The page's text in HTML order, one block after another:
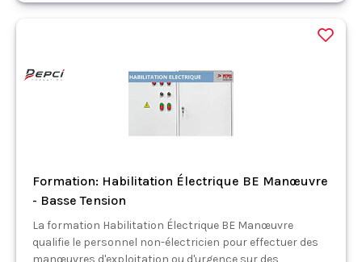
Formation: Habilitation Électrique BE Manœuvre
- Basse Tension
La formation Habilitation Électrique BE Manœuvre
qualifie le personnel non-électricien pour effectuer des
manœuvres d'exploitation ou d'urgence sur des